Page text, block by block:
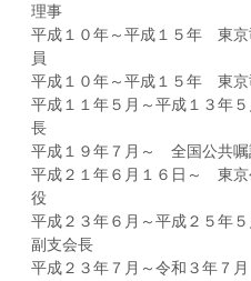
理事
平成１０年～平成１５年 東京
員
平成１０年～平成１５年 東京
平成１１年５月～平成１３年
長
平成１９年７月～ 全国公共嘱
平成２１年６月１６日～ 東京
役
平成２３年６月～平成２５年
副支会長
平成２３年７月～令和３年７